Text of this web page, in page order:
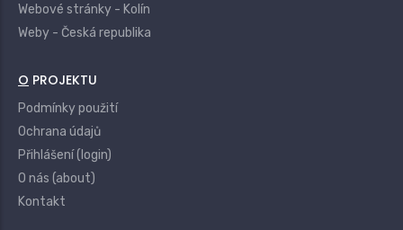
Webové stránky - Kolín
Weby - Česká republika
O PROJEKTU
Podmínky použití
Ochrana údajů
Přihlášení (login)
O nás (about)
Kontakt